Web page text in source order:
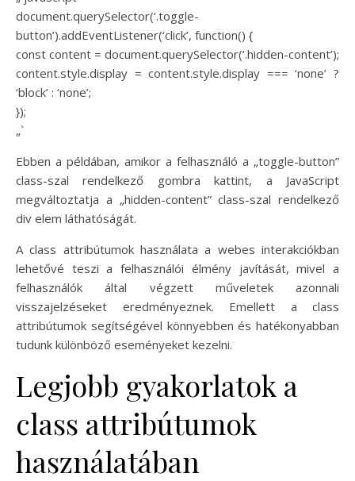
document.querySelector(‘.toggle-
button’).addEventListener(‘click’, function() {
const content = document.querySelector(‘.hidden-content’);
content.style.display = content.style.display === ‘none’ ?
‘block’ : ‘none’;
});
„`
Ebben a példában, amikor a felhasználó a „toggle-button”
class-szal rendelkező gombra kattint, a JavaScript
megváltoztatja a „hidden-content” class-szal rendelkező
div elem láthatóságát.
A class attribútumok használata a webes interakciókban
lehetővé teszi a felhasználói élmény javítását, mivel a
felhasználók által végzett műveletek azonnali
visszajelzéseket eredményeznek. Emellett a class
attribútumok segítségével könnyebben és hatékonyabban
tudunk különböző eseményeket kezelni.
Legjobb gyakorlatok a
class attribútumok
használatában